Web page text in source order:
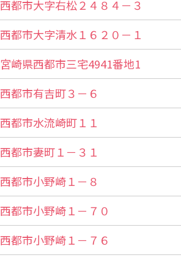
西都市大字右松２４８４－３
西都市大字清水１６２０－１
宮崎県西都市三宅4941番地1
西都市有吉町３－６
西都市水流崎町１１
西都市妻町１－３１
西都市小野崎１－８
西都市小野崎１－７０
西都市小野崎１－７６